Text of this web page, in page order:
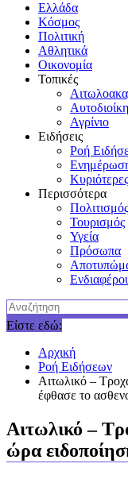
Ελλάδα
Κόσμος
Πολιτική
Αθλητικά
Οικονομία
Τοπικές
Αγρίνιο
Ειδήσεις
Ροή
Κυριότερες
Περισσότερα
Πολιτισμός
Τουρισμός
Υγεία
Πρόσωπα
Είστε εδώ:
Αρχική
Ροή Ειδήσεων
Αιτωλικό –
έφθασε το
Αιτωλικό –
ώρα